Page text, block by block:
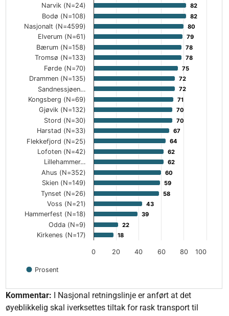
82
82
82
82
80
80
79
79
78
78
78
78
75
75
72
72
72
72
71
71
70
70
70
70
67
67
64
64
62
62
62
62
60
60
59
59
58
58
43
43
39
39
22
22
18
18
Prosent
Narvik (N=24)
Bodø (N=108)
Nasjonalt (N=4599)
Elverum (N=61)
Bærum (N=158)
Tromsø (N=133)
Førde (N=70)
Drammen (N=135)
Sandnessjøen…
Kongsberg (N=69)
Gjøvik (N=132)
Stord (N=30)
Harstad (N=33)
Flekkefjord (N=25)
Lofoten (N=42)
Lillehammer…
Ahus (N=352)
Skien (N=149)
Tynset (N=26)
Voss (N=21)
Hammerfest (N=18)
Odda (N=9)
Kirkenes (N=17)
0 20 40 60 80 100
End of interactive chart.
Kommentar: I Nasjonal retningslinje er anført at det
øyeblikkelig skal iverksettes tiltak for rask transport til